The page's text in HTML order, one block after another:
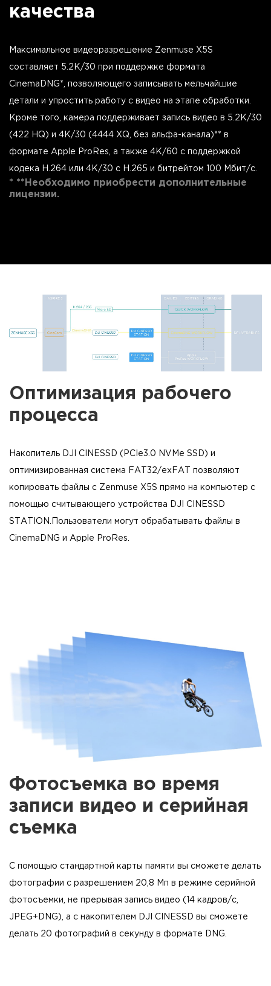
качества
Максимальное видеоразрешение Zenmuse X5S
составляет 5.2K/30 при поддержке формата
CinemaDNG*, позволяющего записывать мельчайшие
детали и упростить работу с видео на этапе обработки.
Кроме того, камера поддерживает запись видео в 5.2K/30
(422 HQ) и 4K/30 (4444 XQ, без альфа-канала)** в
формате Apple ProRes, а также 4K/60 с поддержкой
кодека H.264 или 4K/30 с H.265 и битрейтом 100 Мбит/с.
* **Необходимо приобрести дополнительные
лицензии.
Оптимизация рабочего
процесса
Накопитель DJI CINESSD (PCIe3.0 NVMe SSD) и
оптимизированная система FAT32/exFAT позволяют
копировать файлы с Zenmuse X5S прямо на компьютер с
помощью считывающего устройства DJI CINESSD
STATION.Пользователи могут обрабатывать файлы в
CinemaDNG и Apple ProRes.
Фотосъемка во время
записи видео и серийная
съемка
С помощью стандартной карты памяти вы сможете делать
фотографии с разрешением 20,8 Мп в режиме серийной
фотосъемки, не прерывая запись видео (14 кадров/с,
JPEG+DNG), а с накопителем DJI CINESSD вы сможете
делать 20 фотографий в секунду в формате DNG.